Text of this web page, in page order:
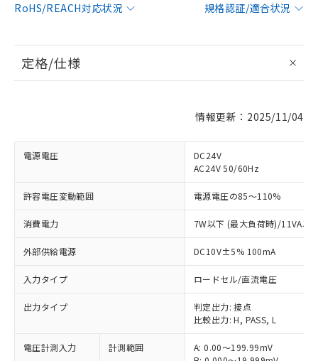
RoHS/REACH対応状況
規格認証/適合状況
定格/仕様
情報更新：2025/11/04
電源電圧
DC24V
AC24V 50/60Hz
許容電圧変動範囲 電源電圧の85～110%
消費電力 7W以下 (最大負荷時)/11VA以
外部供給電源 DC10V±5% 100mA
入力タイプ ロードセル/直流電圧
出力タイプ
判定出力: 接点
比較出力: H, PASS, L
電圧計測入力 計測範囲
A: 0.00～199.99mV